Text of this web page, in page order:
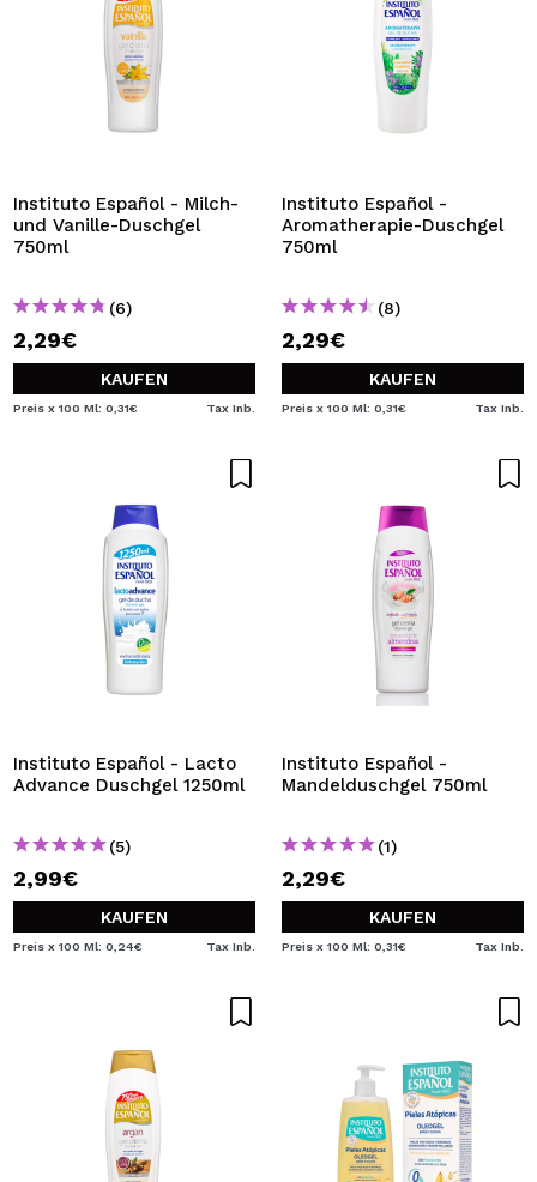
Instituto Español - Milch-
und Vanille-Duschgel
750ml
(6)
2,29€
KAUFEN
Preis x 100 Ml: 0,31€ Tax Inb.
Instituto Español -
Aromatherapie-Duschgel
750ml
(8)
2,29€
KAUFEN
Preis x 100 Ml: 0,31€ Tax Inb.
Instituto Español - Lacto
Advance Duschgel 1250ml
(5)
2,99€
KAUFEN
Preis x 100 Ml: 0,24€ Tax Inb.
Instituto Español -
Mandelduschgel 750ml
(1)
2,29€
KAUFEN
Preis x 100 Ml: 0,31€ Tax Inb.